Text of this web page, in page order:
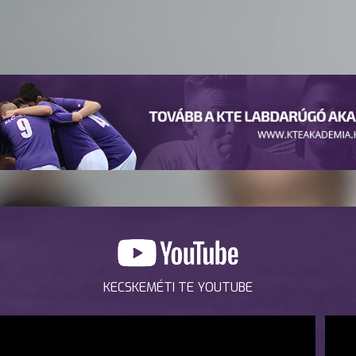
KECSKEMÉTI TE YOUTUBE